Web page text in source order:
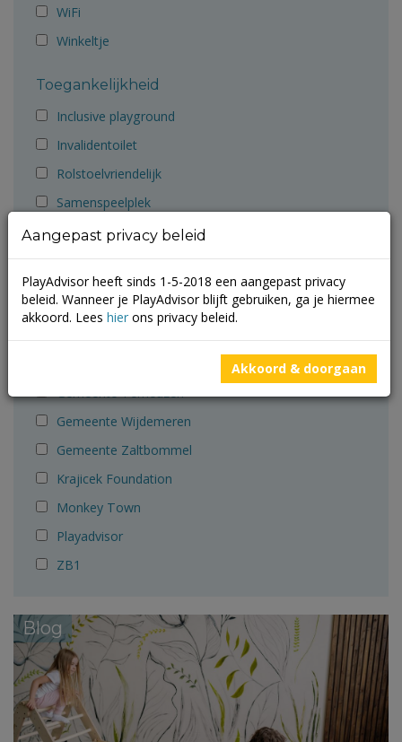
WiFi
Winkeltje
Toegankelijkheid
Inclusive playground
Invalidentoilet
Rolstoelvriendelijk
Samenspeelplek
Aanbevolen door
Ballorig
Cruyff Foundation
Gemeente Terneuzen
Gemeente Wijdemeren
Gemeente Zaltbommel
Krajicek Foundation
Monkey Town
Playadvisor
ZB1
Blog
Aangepast privacy beleid
PlayAdvisor heeft sinds 1-5-2018 een aangepast privacy
beleid. Wanneer je PlayAdvisor blijft gebruiken, ga je hiermee
akkoord. Lees hier ons privacy beleid.
Akkoord & doorgaan